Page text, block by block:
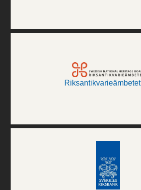
Riksantikvarieämbetet